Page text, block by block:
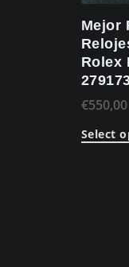
Mejor
Rolex
€550,00
Select